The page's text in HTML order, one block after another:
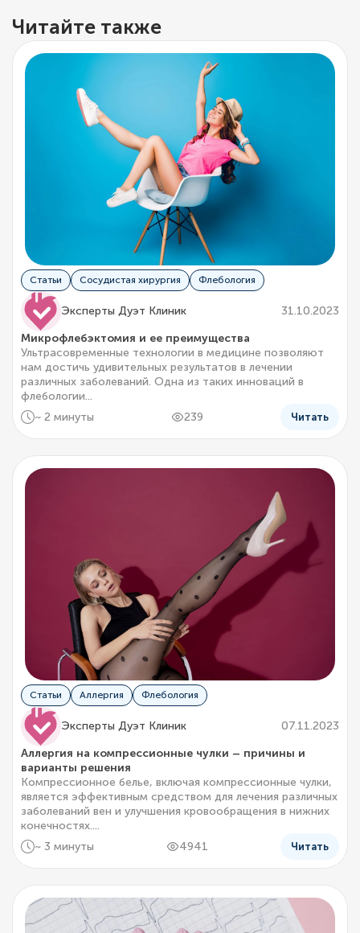
Читайте также
Статьи Сосудистая хирургия Флебология
Эксперты Дуэт Клиник
31.10.2023
Микрофлебэктомия и ее преимущества
Ультрасовременные технологии в медицине позволяют
нам достичь удивительных результатов в лечении
различных заболеваний. Одна из таких инноваций в
флебологии...
~ 2 минуты
239 Читать
Статьи Аллергия Флебология
Эксперты Дуэт Клиник
07.11.2023
Аллергия на компрессионные чулки – причины и
варианты решения
Компрессионное белье, включая компрессионные чулки,
является эффективным средством для лечения различных
заболеваний вен и улучшения кровообращения в нижних
конечностях....
~ 3 минуты
4941 Читать